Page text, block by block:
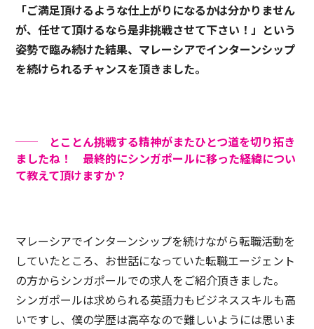
「ご満足頂けるような仕上がりになるかは分かりません
が、任せて頂けるなら是非挑戦させて下さい！」という
姿勢で臨み続けた結果、マレーシアでインターンシップ
を続けられるチャンスを頂きました。
── とことん挑戦する精神がまたひとつ道を切り拓き
ましたね！ 最終的にシンガポールに移った経緯につい
て教えて頂けますか？
マレーシアでインターンシップを続けながら転職活動を
していたところ、お世話になっていた転職エージェント
の方からシンガポールでの求人をご紹介頂きました。
シンガポールは求められる英語力もビジネススキルも高
いですし、僕の学歴は高卒なので難しいようには思いま